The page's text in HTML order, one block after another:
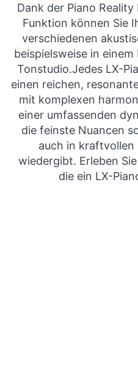
Dank der Piano
Funktion können Sie
verschiedenen
beispielsweise in
Tonstudio.Jedes LX-
einen reichen,
mit komplexen
einer umfassenden
die feinste Nuancen
auch in
wiedergibt. Erleben
die ein LX-